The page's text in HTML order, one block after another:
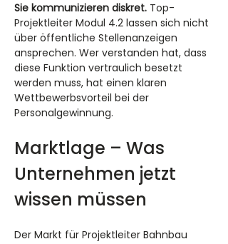
Sie kommunizieren diskret. Top-
Projektleiter Modul 4.2 lassen sich nicht
über öffentliche Stellenanzeigen
ansprechen. Wer verstanden hat, dass
diese Funktion vertraulich besetzt
werden muss, hat einen klaren
Wettbewerbsvorteil bei der
Personalgewinnung.
Marktlage – Was
Unternehmen jetzt
wissen müssen
Der Markt für Projektleiter Bahnbau